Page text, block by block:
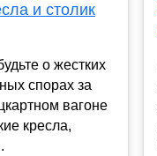
и столик
о жестких
спорах за
вагоне
кресла,